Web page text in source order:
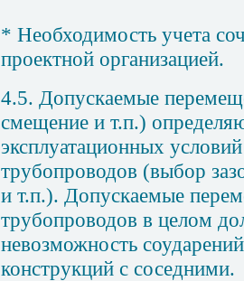
* Необходимость учета
проектной организацией.
4.5. Допускаемые
смещение и т.п.)
эксплуатационных
трубопроводов (выбор
и т.п.). Допускаемые
трубопроводов в целом
невозможность
конструкций с соседними.